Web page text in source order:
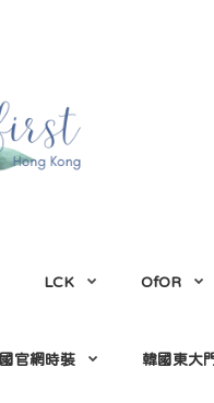
LCK OfOR
官網時裝 韓國東大